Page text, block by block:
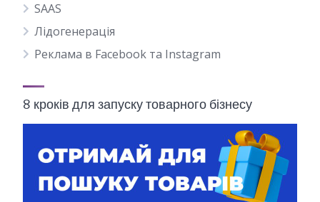
SAAS
Лідогенерація
Реклама в Facebook та Instagram
8 кроків для запуску товарного бізнесу